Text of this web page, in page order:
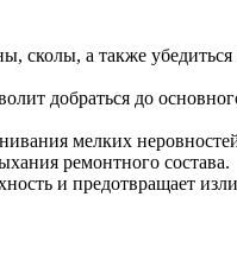
сколы, а также убедиться
добраться до
мелких
ремонтного состава.
и предотвращает